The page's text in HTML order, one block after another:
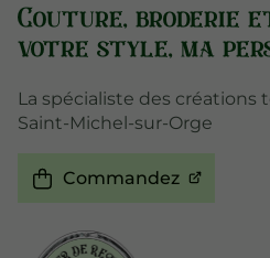
Couture, broderie
votre style, ma
La spécialiste des créations
Saint-Michel-sur-Orge
Commandez